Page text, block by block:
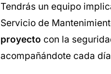
Tendrás un equipo
Servicio de
proyecto con la
acompañándote cada